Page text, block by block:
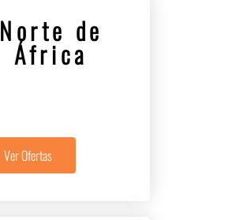
Norte de
África
Ver Ofertas